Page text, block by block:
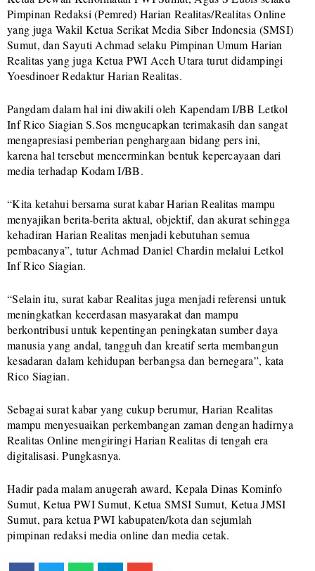
Pimpinan Redaksi (Pemred) Harian Realitas/Realitas Online
yang juga Wakil Ketua Serikat Media Siber Indonesia (SMSI)
Sumut, dan Sayuti Achmad selaku Pimpinan Umum Harian
Realitas yang juga Ketua PWI Aceh Utara turut didampingi
Yoesdinoer Redaktur Harian Realitas.
Pangdam dalam hal ini diwakili oleh Kapendam I/BB Letkol
Inf Rico Siagian S.Sos mengucapkan terimakasih dan sangat
mengapresiasi pemberian penghargaan bidang pers ini,
karena hal tersebut mencerminkan bentuk kepercayaan dari
media terhadap Kodam I/BB.
“Kita ketahui bersama surat kabar Harian Realitas mampu
menyajikan berita-berita aktual, objektif, dan akurat sehingga
kehadiran Harian Realitas menjadi kebutuhan semua
pembacanya”, tutur Achmad Daniel Chardin melalui Letkol
Inf Rico Siagian.
“Selain itu, surat kabar Realitas juga menjadi referensi untuk
meningkatkan kecerdasan masyarakat dan mampu
berkontribusi untuk kepentingan peningkatan sumber daya
manusia yang andal, tangguh dan kreatif serta membangun
kesadaran dalam kehidupan berbangsa dan bernegara”, kata
Rico Siagian.
Sebagai surat kabar yang cukup berumur, Harian Realitas
mampu menyesuaikan perkembangan zaman dengan hadirnya
Realitas Online mengiringi Harian Realitas di tengah era
digitalisasi. Pungkasnya.
Hadir pada malam anugerah award, Kepala Dinas Kominfo
Sumut, Ketua PWI Sumut, Ketua SMSI Sumut, Ketua JMSI
Sumut, para ketua PWI kabupaten/kota dan sejumlah
pimpinan redaksi media online dan media cetak.